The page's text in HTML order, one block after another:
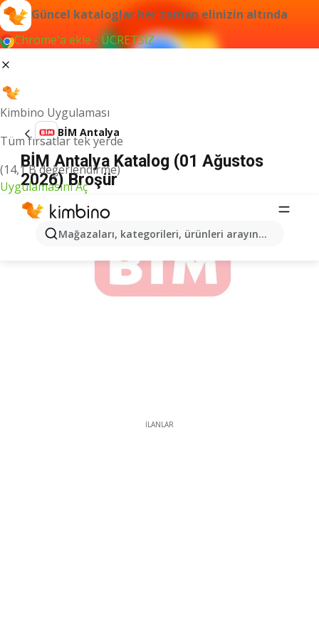
Güncel kataloglar her zaman elinizin altında
Chrome'a ekle - ÜCRETSİZ
Kimbino Uygulaması
Tüm fırsatlar tek yerde
(14,1 B değerlendirme)
Uygulamasını Aç
Mağazaları, kategorileri, ürünleri arayın...
BİM Antalya
BİM Antalya Katalog (01 Ağustos
2026) Broşür
İLANLAR